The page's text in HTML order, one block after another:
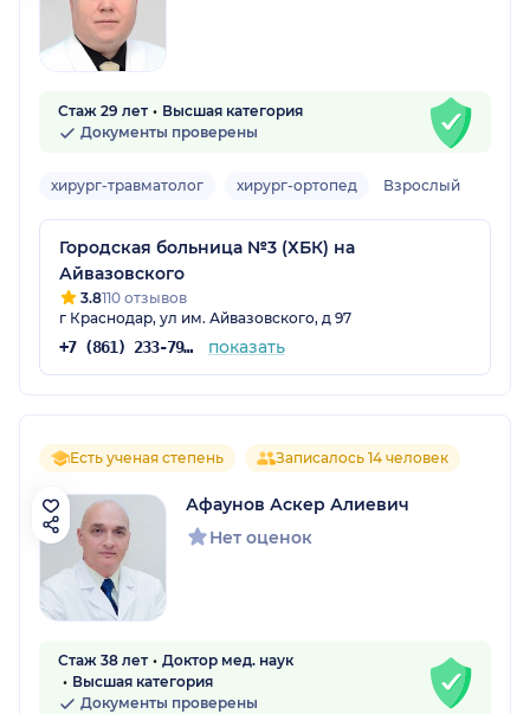
Стаж 29 лет
Высшая категория
Документы проверены
хирург-травматолог хирург-ортопед Взрослый
Городская больница №3 (ХБК) на
Айвазовского
3.8110 отзывов
г Краснодар, ул им. Айвазовского, д 97
+7 (861) 233-79-93 показать
Есть ученая степень Записалось 14 человек
Афаунов Аскер Алиевич
Нет оценок
Стаж 38 лет
Доктор мед. наук
Высшая категория
Документы проверены